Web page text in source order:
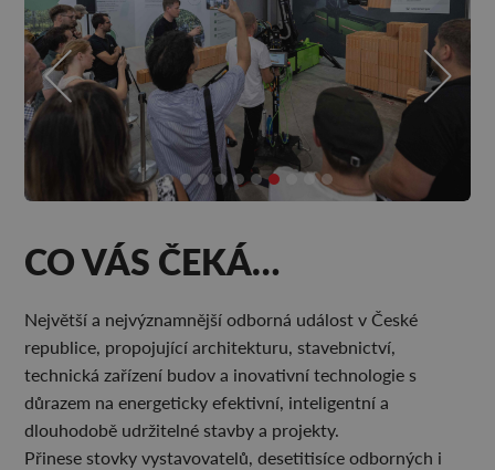
CO VÁS ČEKÁ…
Největší a nejvýznamnější odborná událost v České
republice, propojující architekturu, stavebnictví,
technická zařízení budov a inovativní technologie s
důrazem na energeticky efektivní, inteligentní a
dlouhodobě udržitelné stavby a projekty.
Přinese stovky vystavovatelů, desetitisíce odborných i